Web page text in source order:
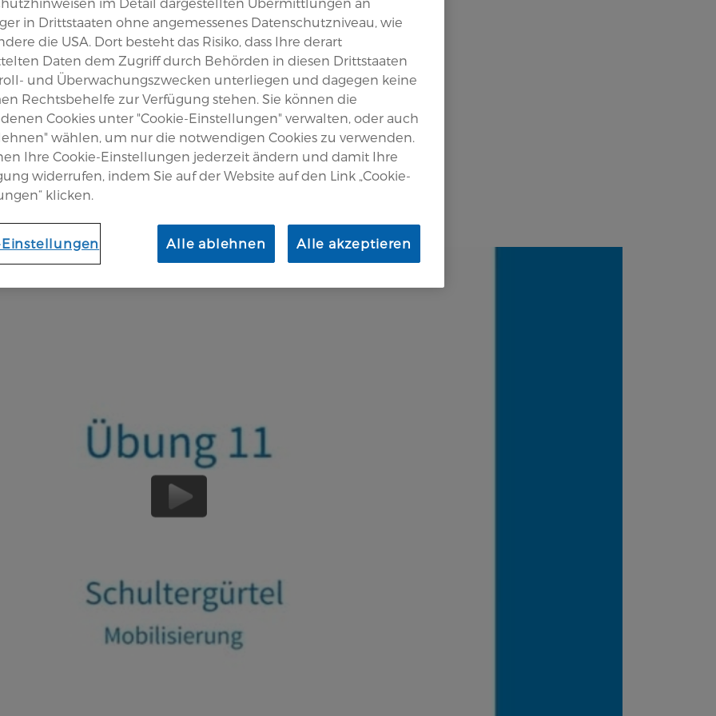
erklärt Übungen zur
anschaulich und praxisnah. Es
zeigt konkrete Beispiele
die Anwendung zu Hause.
in Drittstaaten ohne angemessenes Datenschutzniveau, wie
die USA. Dort besteht das Risiko, dass Ihre derart
Daten dem Zugriff durch Behörden in diesen Drittstaaten
und Überwachungszwecken unterliegen und dagegen keine
Rechtsbehelfe zur Verfügung stehen. Sie können die
Cookies unter "Cookie-Einstellungen" verwalten, oder auch
wählen, um nur die notwendigen Cookies zu verwenden.
Ihre Cookie-Einstellungen jederzeit ändern und damit Ihre
widerrufen, indem Sie auf der Website auf den Link „Cookie-
klicken.
Alle ablehnen Alle akzeptieren